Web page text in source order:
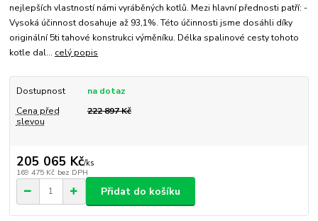
nejlepších vlastností námi vyráběných kotlů. Mezi hlavní přednosti patří: -
Vysoká účinnost dosahuje až 93,1%. Této účinnosti jsme dosáhli díky
originální 5ti tahové konstrukci výměníku. Délka spalinové cesty tohoto
kotle dal... celý popis
Dostupnost
na dotaz
Cena před
slevou
222 897 Kč
205 065 Kč/ks
169 475 Kč bez DPH
Přidat do košíku